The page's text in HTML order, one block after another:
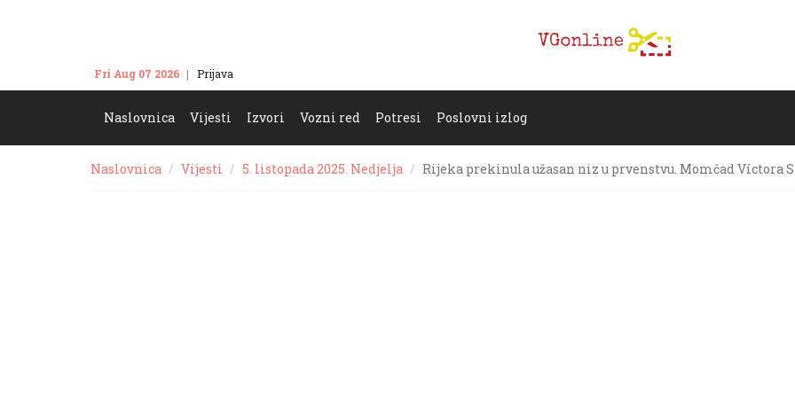
Fri Aug 07 2026 Prijava
Naslovnica Vijesti Izvori Vozni red Potresi Poslovni izlog
Naslovnica Vijesti 5. listopada 2025. Nedjelja Rijeka prekinula užasan niz u prvenstvu. Momčad Víctora